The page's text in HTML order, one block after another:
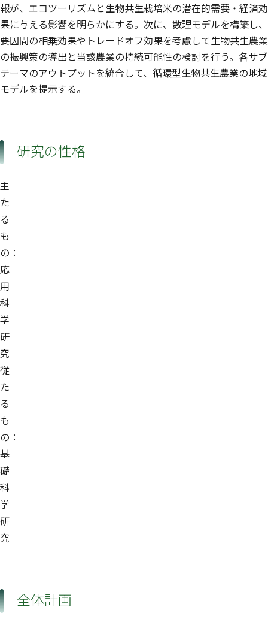
報が、エコツーリズムと生物共生栽培米の潜在的需要・経済効
果に与える影響を明らかにする。次に、数理モデルを構築し、
要因間の相乗効果やトレードオフ効果を考慮して生物共生農業
の振興策の導出と当該農業の持続可能性の検討を行う。各サブ
テーマのアウトプットを統合して、循環型生物共生農業の地域
モデルを提示する。
研究の性格
主
た
る
も
の：
応
用
科
学
研
究
従
た
る
も
の：
基
礎
科
学
研
究
全体計画